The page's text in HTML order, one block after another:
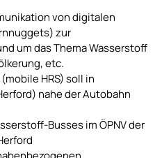
von digitalen
zur
um das Thema Wasserstoff
etc.
HRS) soll in
nahe der Autobahn
Busses im ÖPNV der